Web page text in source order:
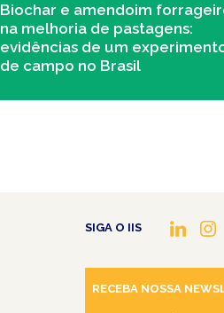
Biochar e amendoim
na melhoria de pastagens:
evidências de um
de campo no Brasil
SIGA O IIS
RECEBA NOSSA